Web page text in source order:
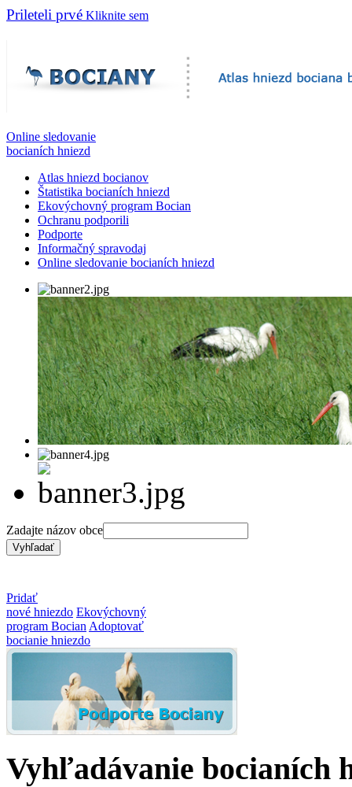
Prileteli prvé Kliknite sem
Online sledovanie
bocianích hniezd
Atlas hniezd bocianov
Štatistika bocianích hniezd
Ekovýchovný program Bocian
Ochranu podporili
Podporte
Informačný spravodaj
Online sledovanie bocianích hniezd
Zadajte názov obce
Pridať
nové hniezdo Ekovýchovný
program Bocian Adoptovať
bocianie hniezdo
Vyhľadávanie bocianích